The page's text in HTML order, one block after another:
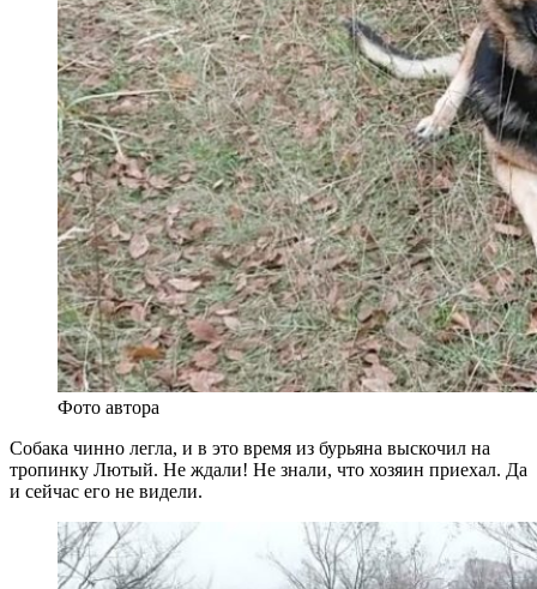
Фото автора
Собака чинно легла, и в это время из бурьяна выскочил на
тропинку Лютый. Не ждали! Не знали, что хозяин приехал. Да
и сейчас его не видели.